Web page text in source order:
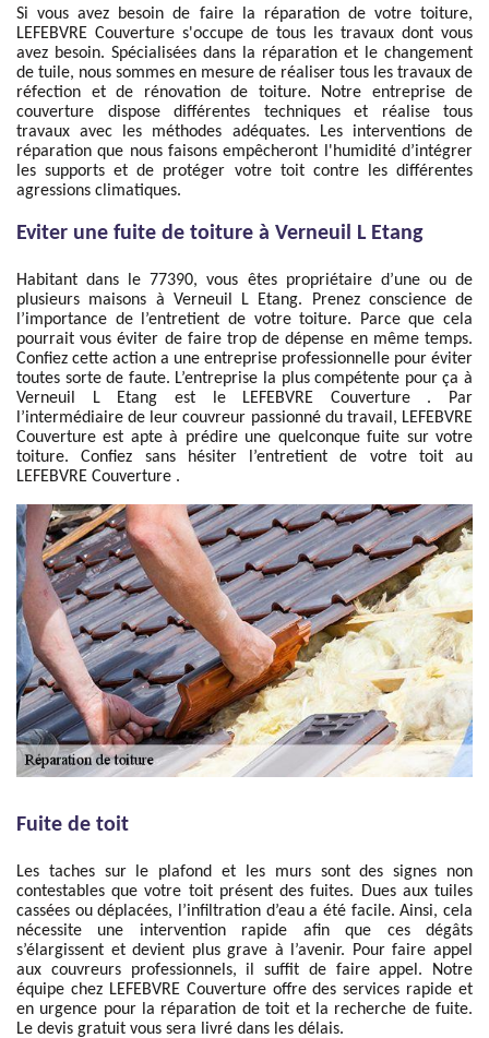
Si vous avez besoin de faire la réparation de votre toiture,
LEFEBVRE Couverture s'occupe de tous les travaux dont vous
avez besoin. Spécialisées dans la réparation et le changement
de tuile, nous sommes en mesure de réaliser tous les travaux de
réfection et de rénovation de toiture. Notre entreprise de
couverture dispose différentes techniques et réalise tous
travaux avec les méthodes adéquates. Les interventions de
réparation que nous faisons empêcheront l'humidité d’intégrer
les supports et de protéger votre toit contre les différentes
agressions climatiques.
Eviter une fuite de toiture à Verneuil L Etang
Habitant dans le 77390, vous êtes propriétaire d’une ou de
plusieurs maisons à Verneuil L Etang. Prenez conscience de
l’importance de l’entretient de votre toiture. Parce que cela
pourrait vous éviter de faire trop de dépense en même temps.
Confiez cette action a une entreprise professionnelle pour éviter
toutes sorte de faute. L’entreprise la plus compétente pour ça à
Verneuil L Etang est le LEFEBVRE Couverture . Par
l’intermédiaire de leur couvreur passionné du travail, LEFEBVRE
Couverture est apte à prédire une quelconque fuite sur votre
toiture. Confiez sans hésiter l’entretient de votre toit au
LEFEBVRE Couverture .
Fuite de toit
Les taches sur le plafond et les murs sont des signes non
contestables que votre toit présent des fuites. Dues aux tuiles
cassées ou déplacées, l’infiltration d’eau a été facile. Ainsi, cela
nécessite une intervention rapide afin que ces dégâts
s’élargissent et devient plus grave à l’avenir. Pour faire appel
aux couvreurs professionnels, il suffit de faire appel. Notre
équipe chez LEFEBVRE Couverture offre des services rapide et
en urgence pour la réparation de toit et la recherche de fuite.
Le devis gratuit vous sera livré dans les délais.